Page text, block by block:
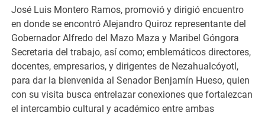
José Luis Montero Ramos, promovió y dirigió encuentro
en donde se encontró Alejandro Quiroz representante del
Gobernador Alfredo del Mazo Maza y Maribel Góngora
Secretaria del trabajo, así como; emblemáticos directores,
docentes, empresarios, y dirigentes de Nezahualcóyotl,
para dar la bienvenida al Senador Benjamín Hueso, quien
con su visita busca entrelazar conexiones que fortalezcan
el intercambio cultural y académico entre ambas